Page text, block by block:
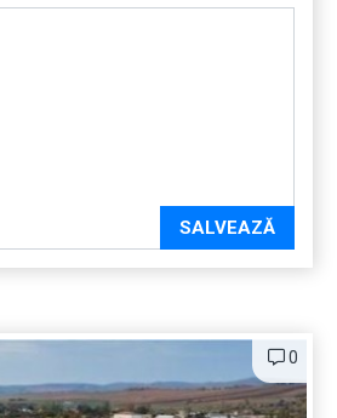
SALVEAZĂ
0